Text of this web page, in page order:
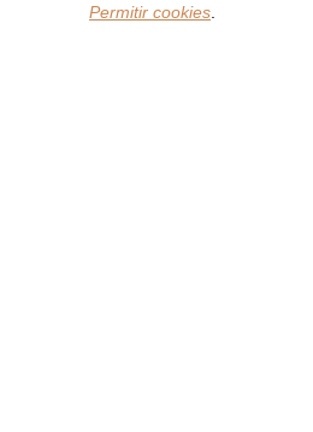
Permitir cookies